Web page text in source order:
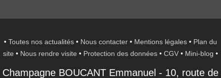
• Toutes nos actualités • Nous contacter • Mentions légales • Plan du
site • Nous rendre visite • Protection des données • CGV • Mini-blog •
Champagne BOUCANT Emmanuel - 10, route de